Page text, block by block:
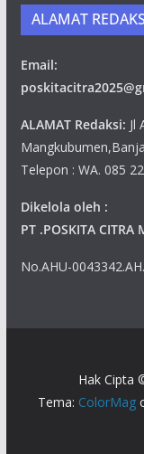
ALAMAT
Email:
ALAMAT Redaksi: Jl
Telepon : WA. 085
Dikelola oleh :
PT .POSKITA CITRA
No.AHU-
Hak Cipta
Tema: ColorMag